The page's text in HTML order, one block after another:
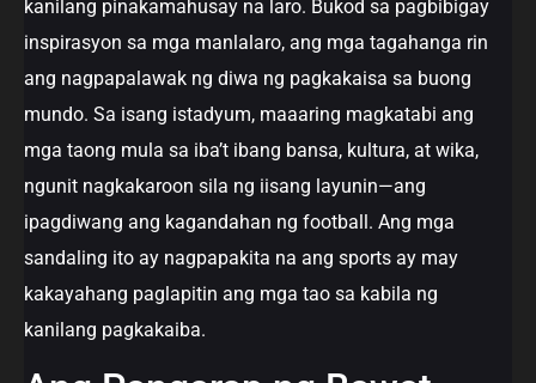
kanilang pinakamahusay na laro. Bukod sa pagbibigay
inspirasyon sa mga manlalaro, ang mga tagahanga rin
ang nagpapalawak ng diwa ng pagkakaisa sa buong
mundo. Sa isang istadyum, maaaring magkatabi ang
mga taong mula sa iba’t ibang bansa, kultura, at wika,
ngunit nagkakaroon sila ng iisang layunin—ang
ipagdiwang ang kagandahan ng football. Ang mga
sandaling ito ay nagpapakita na ang sports ay may
kakayahang paglapitin ang mga tao sa kabila ng
kanilang pagkakaiba.